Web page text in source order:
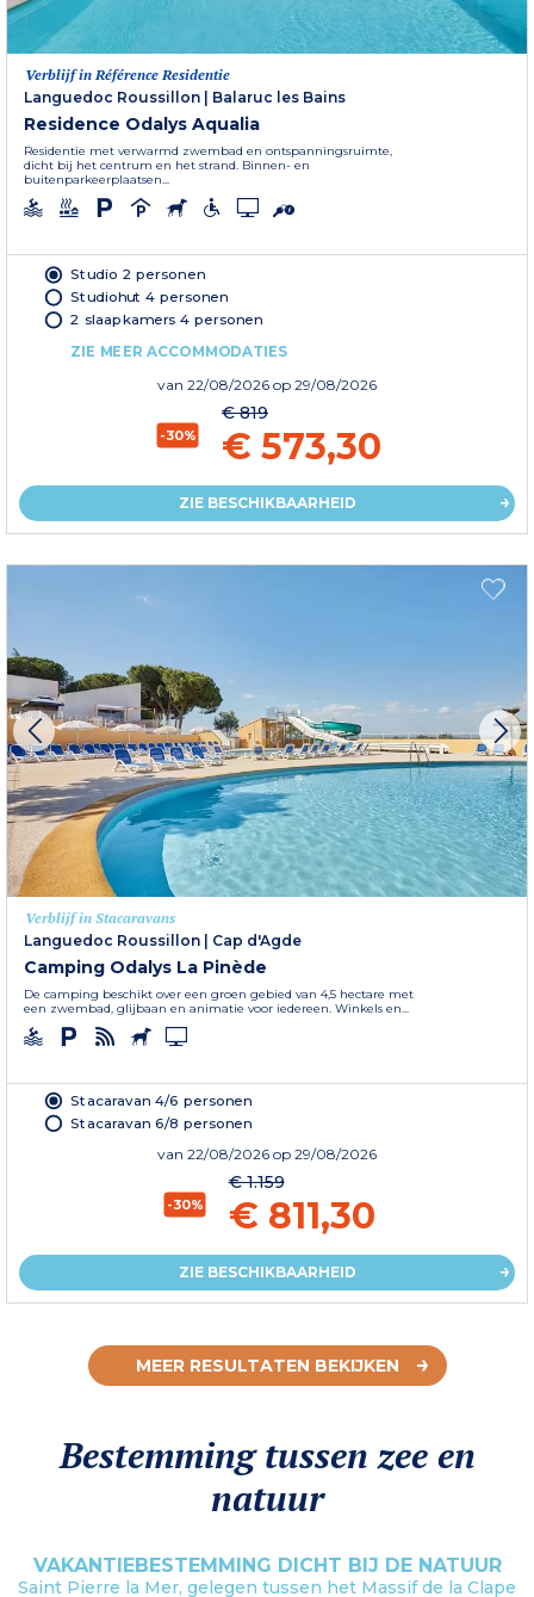
Verblijf in Référence Residentie
Languedoc Roussillon | Balaruc les Bains
Residence Odalys Aqualia
Residentie met verwarmd zwembad en ontspanningsruimte,
dicht bij het centrum en het strand. Binnen- en
buitenparkeerplaatsen...
Studio 2 personen
Studiohut 4 personen
2 slaapkamers 4 personen
ZIE MEER ACCOMMODATIES
van 22/08/2026 op 29/08/2026
-30%
€ 819
€ 573,30
ZIE BESCHIKBAARHEID
Verblijf in Stacaravans
Languedoc Roussillon | Cap d'Agde
Camping Odalys La Pinède
De camping beschikt over een groen gebied van 4,5 hectare met
een zwembad, glijbaan en animatie voor iedereen. Winkels en...
Stacaravan 4/6 personen
Stacaravan 6/8 personen
van 22/08/2026 op 29/08/2026
-30%
€ 1.159
€ 811,30
ZIE BESCHIKBAARHEID
MEER RESULTATEN BEKIJKEN
Bestemming tussen zee en
natuur
VAKANTIEBESTEMMING DICHT BIJ DE NATUUR
Saint Pierre la Mer, gelegen tussen het Massif de la Clape